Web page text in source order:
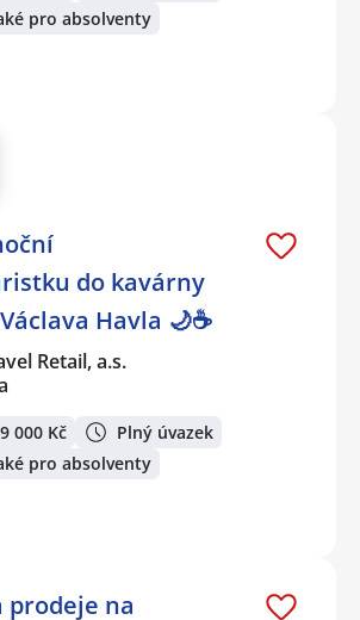
pro absolventy
do kavárny
Havla 🌙☕
Retail, a.s.
000 Kč
Plný úvazek
pro absolventy
prodeje na